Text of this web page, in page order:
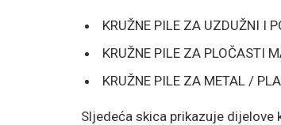
KRUŽNE PILE ZA UZDUŽNI I
KRUŽNE PILE ZA PLOČASTI
KRUŽNE PILE ZA METAL /
Sljedeća skica prikazuje dijelove